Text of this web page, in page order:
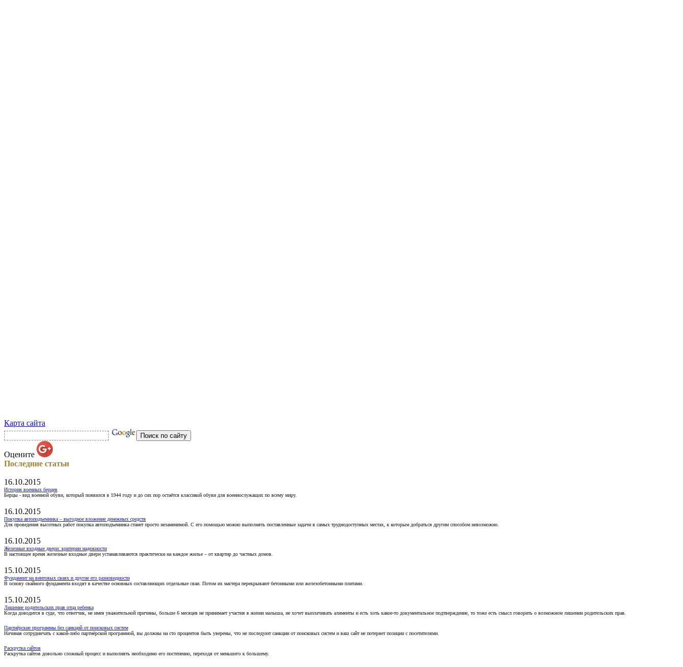
Карта сайта
Оцените
Последние статьи
16.10.2015
История военных берцев
Берцы - вид военной обуви, который появился в 1944 году и до сих пор остаётся классикой обуви для военнослужащих по всему миру.
16.10.2015
Покупка автоподъемника – выгодное вложение денежных средств
Для проведения высотных работ покупка автоподъемника станет просто незаменимой. С его помощью можно выполнять поставленные задачи в самых труднодоступных местах, к которым добраться другим способом невозможно.
16.10.2015
Железные входные двери: критерии надежности
В настоящее время железные входные двери устанавливаются практически на каждое жилье – от квартир до частных домов.
15.10.2015
Фундамент на винтовых сваях и другие его разновидности
В основу свайного фундамента входят в качестве основных составляющих отдельные сваи. Потом их мастера перекрывают бетонными или железобетонными плитами.
15.10.2015
Лишение родительских прав отца ребенка
Когда доводится в суде, что ответчик, не имея уважительной причины, больше 6 месяцев не принимает участия в жизни малыша, не хочет выплачивать алименты и есть хоть какое-то документальное подтверждение, то тоже есть смысл говорить о возможном лишении родительских прав.
Партнёрские программы без санкций от поисковых систем
Начиная сотрудничать с какой-либо партнёрской программой, вы должны на сто процентов быть уверены, что не последуют санкции от поисковых систем и ваш сайт не потеряет позиции с посетителями.
Раскрутка сайтов
Раскрутка сайтов довольно сложный процесс и выполнять необходимо его постепенно, переходя от меньшего к большему.